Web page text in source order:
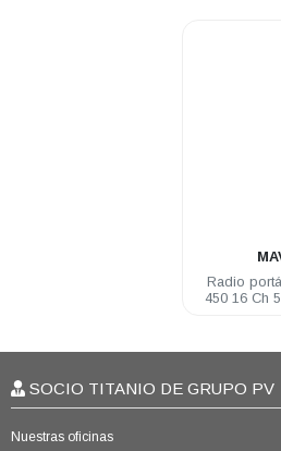
Radio
450 16 Ch
SOCIO TITANIO DE GRUPO PV
Nuestras oficinas